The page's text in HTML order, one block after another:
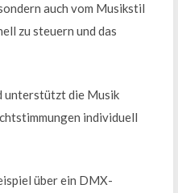
auch vom Musikstil
zu steuern und das
unterstützt die Musik
individuell
über ein DMX-